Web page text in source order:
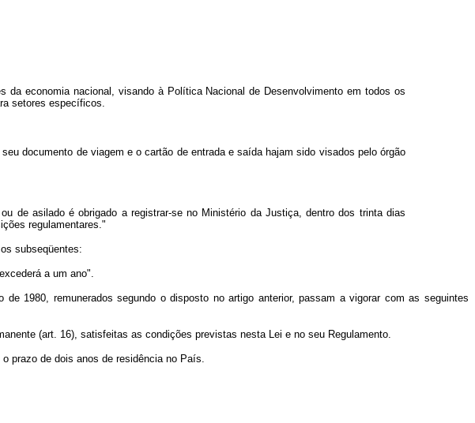
da economia nacional, visando à Política Nacional de Desenvolvimento em todos os
setores específicos.
documento de viagem e o cartão de entrada e saída hajam sido visados pelo órgão
de asilado é obrigado a registrar-se no Ministério da Justiça, dentro dos trinta dias
regulamentares."
subseqüentes:
a um ano".
1980, remunerados segundo o disposto no artigo anterior, passam a vigorar com as seguintes
(art. 16), satisfeitas as condições previstas nesta Lei e no seu Regulamento.
prazo de dois anos de residência no País.